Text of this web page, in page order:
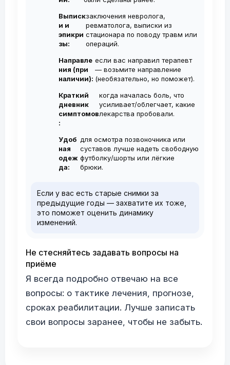
Выписк
и и
эпикри
зы:
заключения невролога,
ревматолога, выписки из
стационара по поводу травм или
операций.
Направле
ния (при
наличии):
если вас направил терапевт
— возьмите направление
(необязательно, но поможет).
Краткий
дневник
симптомов
:
когда началась боль, что
усиливает/облегчает, какие
лекарства пробовали.
Удоб
ная
одеж
да:
для осмотра позвоночника или
суставов лучше надеть свободную
футболку/шорты или лёгкие
брюки.
Если у вас есть старые снимки за
предыдущие годы — захватите их тоже,
это поможет оценить динамику
изменений.
Не стесняйтесь задавать вопросы на
приёме
Я всегда подробно отвечаю на все
вопросы: о тактике лечения, прогнозе,
сроках реабилитации. Лучше записать
свои вопросы заранее, чтобы не забыть.